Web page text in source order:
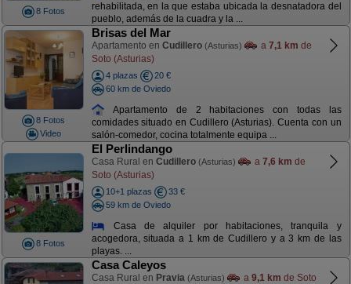
8 Fotos
rehabilitada, en la que estaba ubicada la desnatadora del
pueblo, además de la cuadra y la ...
8 Fotos
Video
Brisas del Mar
Apartamento en Cudillero (Asturias) a 7,1 km de
Soto (Asturias)
4 plazas
20 €
60 km de Oviedo
Apartamento de 2 habitaciones con todas las
comidades situado en Cudillero (Asturias). Cuenta con un
salón-comedor, cocina totalmente equipa ...
8 Fotos
El Perlindango
Casa Rural en Cudillero (Asturias) a 7,6 km de
Soto (Asturias)
10+1 plazas
33 €
59 km de Oviedo
Casa de alquiler por habitaciones, tranquila y
acogedora, situada a 1 km de Cudillero y a 3 km de las
playas. ...
Casa Caleyos
Casa Rural en Pravia (Asturias) a 9,1 km de Soto